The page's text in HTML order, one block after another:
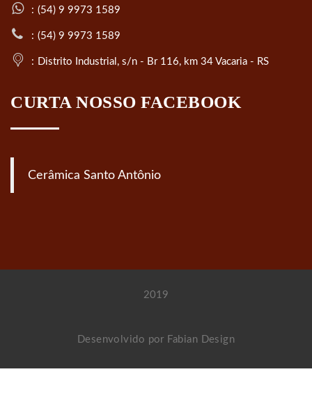
(54) 9 9973 1589
(54) 9 9973 1589
Distrito Industrial, s/n - Br 116, km 34 Vacaria - RS
CURTA NOSSO FACEBOOK
Cerâmica Santo Antônio
2019
Desenvolvido por Fabian Design